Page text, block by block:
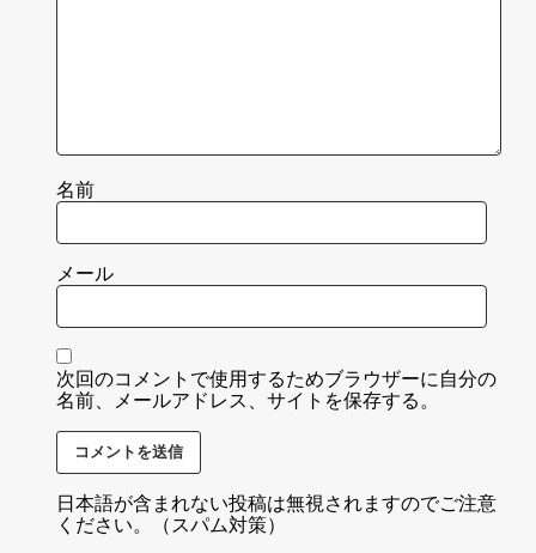
名前
メール
次回のコメントで使用するためブラウザーに自分の
名前、メールアドレス、サイトを保存する。
日本語が含まれない投稿は無視されますのでご注意
ください。（スパム対策）